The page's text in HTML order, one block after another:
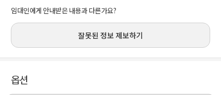
임대인에게 안내받은 내용과 다른가요?
잘못된 정보 제보하기
옵션